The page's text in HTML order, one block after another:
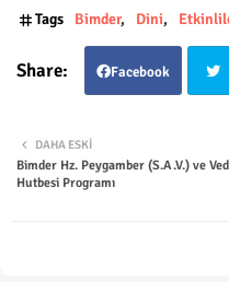
Tags Bimder Dini
Facebook
ter
DAHA ESKI
Bimder Hz. Peygamber (S.A.V.) ve
Hutbesi Programı